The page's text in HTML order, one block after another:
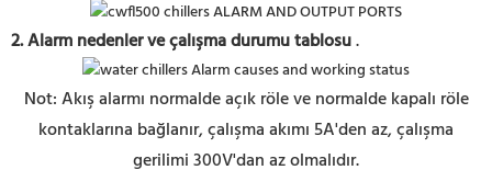
2. Alarmnedenler ve çalışma durumu tablosu.
Not: Akış alarmı normalde açık röle ve normalde kapalı röle
kontaklarına bağlanır, çalışma akımı 5A'den az, çalışma
gerilimi 300V'dan az olmalıdır.